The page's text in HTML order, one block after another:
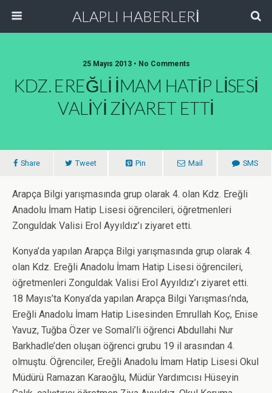
ALAPLI HABERLERİ
25 Mayıs 2013 • No Comments
KDZ. EREĞLİ İMAM HATİP LİSESİ
VALİYİ ZİYARET ETTİ
Share Tweet Pin Mail SMS
Arapça Bilgi yarışmasında grup olarak 4. olan Kdz. Ereğli
Anadolu İmam Hatip Lisesi öğrencileri, öğretmenleri
Zonguldak Valisi Erol Ayyıldız’ı ziyaret etti.
Konya’da yapılan Arapça Bilgi yarışmasında grup olarak 4.
olan Kdz. Ereğli Anadolu İmam Hatip Lisesi öğrencileri,
öğretmenleri Zonguldak Valisi Erol Ayyıldız’ı ziyaret etti.
18 Mayıs’ta Konya’da yapılan Arapça Bilgi Yarışması’nda,
Ereğli Anadolu İmam Hatip Lisesinden Emrullah Koç, Enise
Yavuz, Tuğba Özer ve Somali’li öğrenci Abdullahi Nur
Barkhadle’den oluşan öğrenci grubu 19 il arasından 4.
olmuştu. Öğrenciler, Ereğli Anadolu İmam Hatip Lisesi Okul
Müdürü Ramazan Karaoğlu, Müdür Yardımcısı Hüseyin